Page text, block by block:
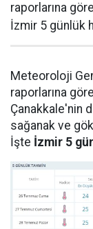
raporlarına
İzmir 5 günlük
Meteoroloji
raporlarına
Çanakkale'nin
sağanak ve
İşte İzmir 5